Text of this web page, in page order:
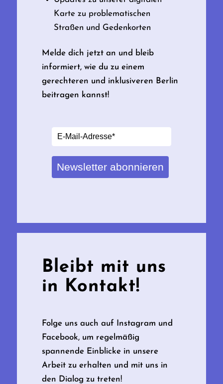
Karte zu problematischen
Straßen und Gedenkorten
Melde dich jetzt an und bleib
informiert, wie du zu einem
gerechteren und inklusiveren Berlin
beitragen kannst!
Newsletter abonnieren
Bleibt mit uns
in Kontakt!
Folge uns auch auf Instagram und
Facebook, um regelmäßig
spannende Einblicke in unsere
Arbeit zu erhalten und mit uns in
den Dialog zu treten!